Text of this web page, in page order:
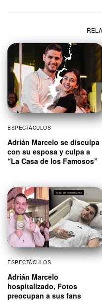
ESPECTÁCULOS
Adrián Marcelo se disculpa
con su esposa y culpa a
“La Casa de los Famosos”
ESPECTÁCULOS
Adrián Marcelo
hospitalizado, Fotos
preocupan a sus fans